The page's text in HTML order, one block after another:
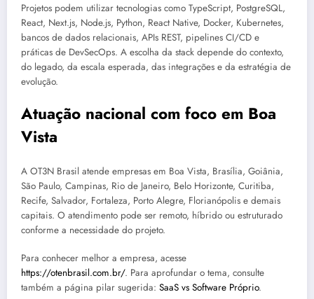
Projetos podem utilizar tecnologias como TypeScript, PostgreSQL,
React, Next.js, Node.js, Python, React Native, Docker, Kubernetes,
bancos de dados relacionais, APIs REST, pipelines CI/CD e
práticas de DevSecOps. A escolha da stack depende do contexto,
do legado, da escala esperada, das integrações e da estratégia de
evolução.
Atuação nacional com foco em Boa
Vista
A OT3N Brasil atende empresas em Boa Vista, Brasília, Goiânia,
São Paulo, Campinas, Rio de Janeiro, Belo Horizonte, Curitiba,
Recife, Salvador, Fortaleza, Porto Alegre, Florianópolis e demais
capitais. O atendimento pode ser remoto, híbrido ou estruturado
conforme a necessidade do projeto.
Para conhecer melhor a empresa, acesse
https://otenbrasil.com.br/. Para aprofundar o tema, consulte
também a página pilar sugerida: SaaS vs Software Próprio.